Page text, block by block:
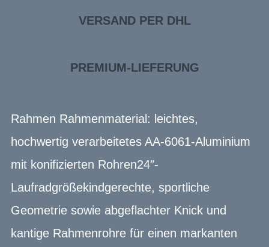
VERSAND PER DHL
PREMIUM-LIEFERUNG
Rahmen Rahmenmaterial: leichtes,
hochwertig verarbeitetes AA-6061-Aluminium
mit konifizierten Rohren24″-
Laufradgrößekindgerechte, sportliche
Geometrie sowie abgeflachter Knick und
kantige Rahmenrohre für einen markanten